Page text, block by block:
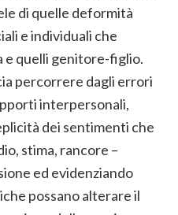
di quelle deformità
e individuali che
e quelli genitore-figlio.
percorrere dagli errori
interpersonali,
dei sentimenti che
stima, rancore –
ed evidenziando
possano alterare il